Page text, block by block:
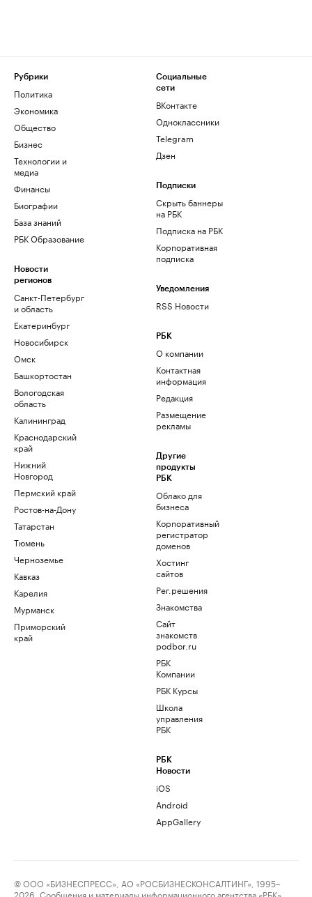
Рубрики
Политика
Экономика
Общество
Бизнес
Технологии и
медиа
Финансы
Биографии
База знаний
РБК Образование
Новости
регионов
Санкт-Петербург
и область
Екатеринбург
Новосибирск
Омск
Башкортостан
Вологодская
область
Калининград
Краснодарский
край
Нижний
Новгород
Пермский край
Ростов-на-Дону
Татарстан
Тюмень
Черноземье
Кавказ
Карелия
Мурманск
Приморский
край
Социальные
сети
ВКонтакте
Одноклассники
Telegram
Дзен
Подписки
Скрыть баннеры
на РБК
Подписка на РБК
Корпоративная
подписка
Уведомления
RSS Новости
РБК
О компании
Контактная
информация
Редакция
Размещение
рекламы
Другие
продукты
РБК
Облако для
бизнеса
Корпоративный
регистратор
доменов
Хостинг
сайтов
Рег.решения
Знакомства
Сайт
знакомств
podbor.ru
РБК
Компании
РБК Курсы
Школа
управления
РБК
РБК
Новости
iOS
Android
AppGallery
© ООО «БИЗНЕСПРЕСС», АО «РОСБИЗНЕСКОНСАЛТИНГ», 1995–
2026. Сообщения и материалы информационного агентства «РБК»